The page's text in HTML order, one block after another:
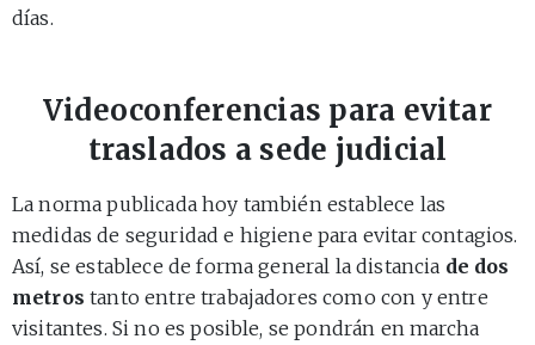
días.
Videoconferencias para evitar
traslados a sede judicial
La norma publicada hoy también establece las
medidas de seguridad e higiene para evitar contagios.
Así, se establece de forma general la distancia de dos
metros tanto entre trabajadores como con y entre
visitantes. Si no es posible, se pondrán en marcha